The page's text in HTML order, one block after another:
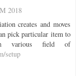
2018
creates and moves
pick particular item to
in various field of
setup